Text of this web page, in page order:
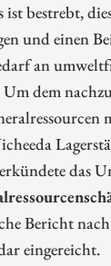
bestrebt,
und einen
an
Um dem
das
Bericht
eingereicht.